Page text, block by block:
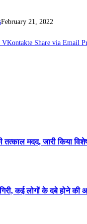
February 21, 2022
VKontakte Share via Email
मदद, जारी किया
गिरी, कई लोगों के दबे होने